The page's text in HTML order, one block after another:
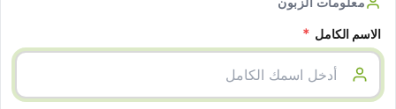
الاسم الكامل *